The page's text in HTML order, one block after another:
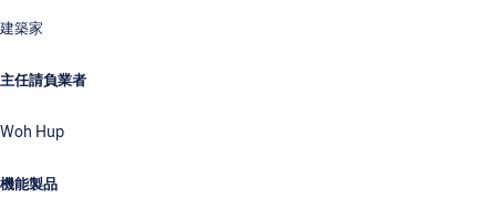
建築家
主任請負業者
Woh Hup
機能製品